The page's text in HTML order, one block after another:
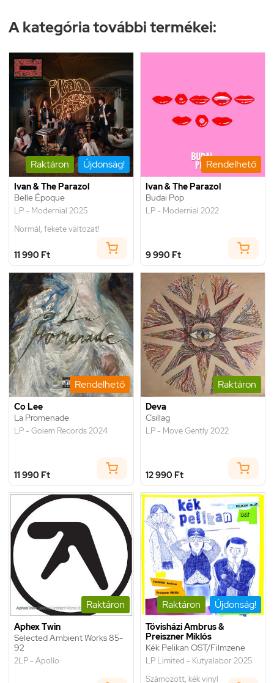
A kategória további termékei:
Raktáron Újdonság!
Ivan & The Parazol
Belle Époque
LP - Modernial 2025
Normál, fekete változat!
11 990 Ft
Rendelhető
Ivan & The Parazol
Budai Pop
LP - Modernial 2022
9 990 Ft
Rendelhető
Co Lee
La Promenade
LP - Golem Records 2024
11 990 Ft
Raktáron
Deva
Csillag
LP - Move Gently 2022
12 990 Ft
Raktáron
Aphex Twin
Selected Ambient Works 85-
92
2LP - Apollo
Raktáron Újdonság!
Tövisházi Ambrus &
Preiszner Miklós
Kék Pelikan OST/Filmzene
LP Limited - Kutyalabor 2025
Számozott, kék vinyl